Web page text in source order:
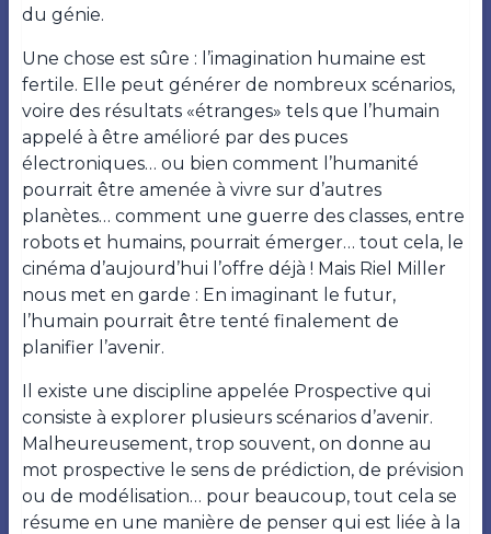
du génie.
Une chose est sûre : l’imagination humaine est
fertile. Elle peut générer de nombreux scénarios,
voire des résultats «étranges» tels que l’humain
appelé à être amélioré par des puces
électroniques… ou bien comment l’humanité
pourrait être amenée à vivre sur d’autres
planètes… comment une guerre des classes, entre
robots et humains, pourrait émerger… tout cela, le
cinéma d’aujourd’hui l’offre déjà ! Mais Riel Miller
nous met en garde : En imaginant le futur,
l’humain pourrait être tenté finalement de
planifier l’avenir.
Il existe une discipline appelée Prospective qui
consiste à explorer plusieurs scénarios d’avenir.
Malheureusement, trop souvent, on donne au
mot prospective le sens de prédiction, de prévision
ou de modélisation… pour beaucoup, tout cela se
résume en une manière de penser qui est liée à la